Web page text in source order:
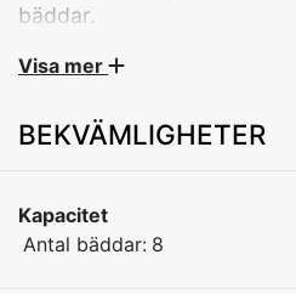
bäddar.
Sovrum 1: Våningssäng (90
Sovrum 3: Dubbelsäng (160
vattenkokare, köksredskap,
samt kyl/frys
Visa mer
BEKVÄMLIGHETER
Kapacitet
Antal bäddar: 8